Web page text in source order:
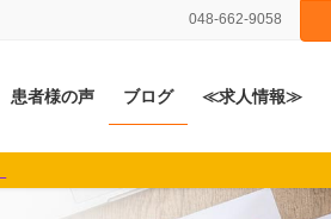
048-662-9058
患者様の声 ブログ ≪求人情報≫